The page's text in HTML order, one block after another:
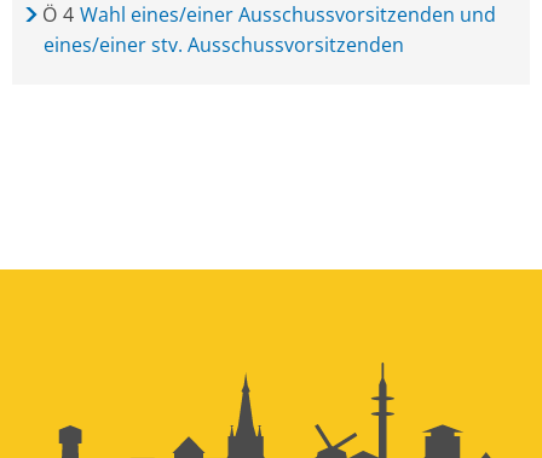
Ö 4 Wahl eines/einer Ausschussvorsitzenden und
eines/einer stv. Ausschussvorsitzenden